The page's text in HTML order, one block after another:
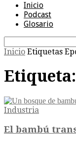
Inicio
Podcast
Glosario
Inicio Etiquetas
Industria
El bambú